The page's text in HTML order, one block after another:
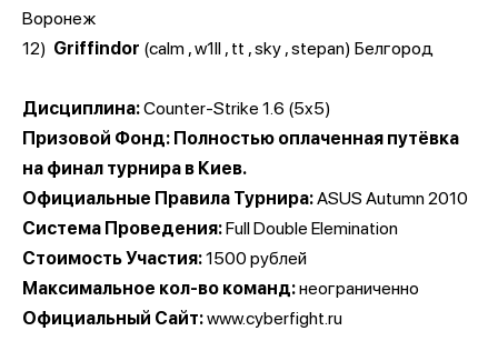
Воронеж
12) Griffindor (calm , w1ll , tt , sky , stepan) Белгород
Дисциплина:Counter-Strike 1.6 (5x5)
Призовой Фонд: Полностью оплаченная путёвка
на финал турнира в Киев.
Официальные Правила Турнира:ASUS Autumn 2010
Система Проведения:Full Double Elemination
Стоимость Участия:1500 рублей
Максимальное кол-во команд:неограниченно
Официальный Сайт:www.cyberfight.ru